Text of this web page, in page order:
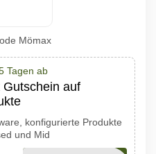
Mömax
Tagen ab
auf
konfigurierte Produkte
und Mid